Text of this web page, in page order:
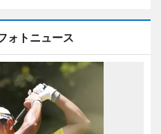
ォトニュース